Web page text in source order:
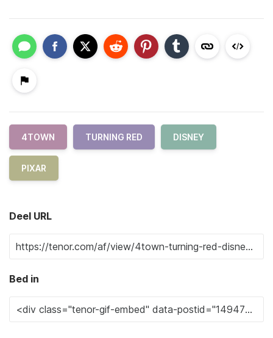
4TOWN TURNING RED DISNEY
PIXAR
Deel URL
Bed in